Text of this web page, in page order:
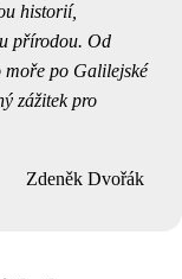
historií,
přírodou. Od
moře po Galilejské
zážitek pro
Zdeněk Dvořák